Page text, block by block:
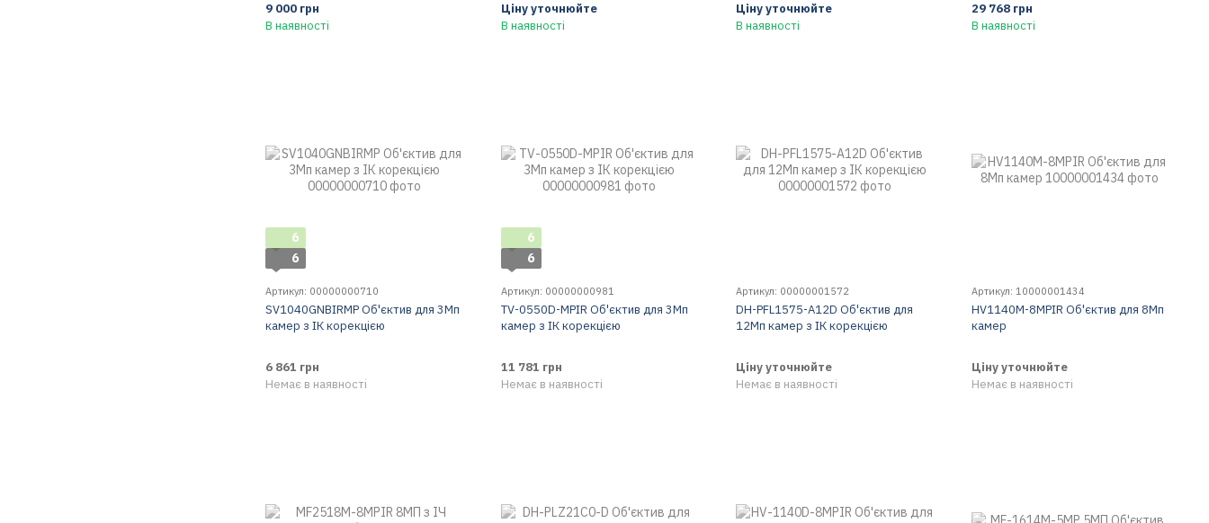
9 000 грн
В наявності
Ціну уточнюйте
В наявності
Ціну уточнюйте
В наявності
29 768 грн
В наявності
6
6
Артикул: 00000000710
SV1040GNBIRMP Об'єктив для 3Мп
камер з ІК корекцією
6 861 грн
Немає в наявності
6
6
Артикул: 00000000981
TV-0550D-MPIR Об'єктив для 3Мп
камер з ІК корекцією
11 781 грн
Немає в наявності
Артикул: 00000001572
DH-PFL1575-A12D Об'єктив для
12Мп камер з ІК корекцією
Ціну уточнюйте
Немає в наявності
Артикул: 10000001434
HV1140M-8MPIR Об'єктив для 8Мп
камер
Ціну уточнюйте
Немає в наявності